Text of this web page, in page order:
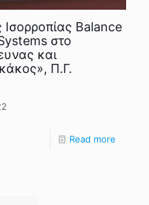
Balance
στο
και
Π.Γ.
Read more